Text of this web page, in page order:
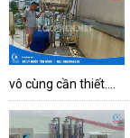
vô cùng cần thiết....